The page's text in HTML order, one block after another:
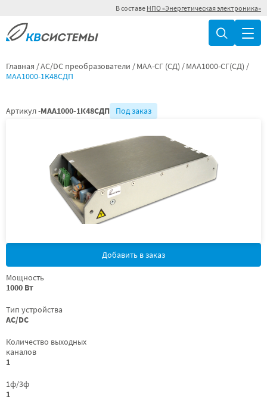
В составе НПО «Энергетическая электроника»
Главная AC/DC преобразователи МАА-СГ (СД)
МАА1000-СГ(СД)
МАА1000-1К48СДП
Артикул -МАА1000-1К48СДП Под заказ
Добавить в заказ
Мощность
1000 Вт
Тип устройства
AC/DC
Количество выходных
каналов
1
1ф/3ф
1